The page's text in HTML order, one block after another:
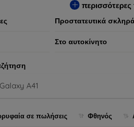
Προστατευτικά
Στο αυτοκίνητο
A41
σε πωλήσεις Φθηνός